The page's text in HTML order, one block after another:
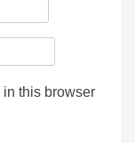
this browser